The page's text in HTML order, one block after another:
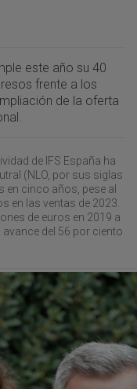
este año su 40
frente a los
de la oferta
de IFS España ha
(NLO, por sus siglas
en cinco años, pese al
en las ventas de 2023.
de euros en 2019 a
del 56 por ciento